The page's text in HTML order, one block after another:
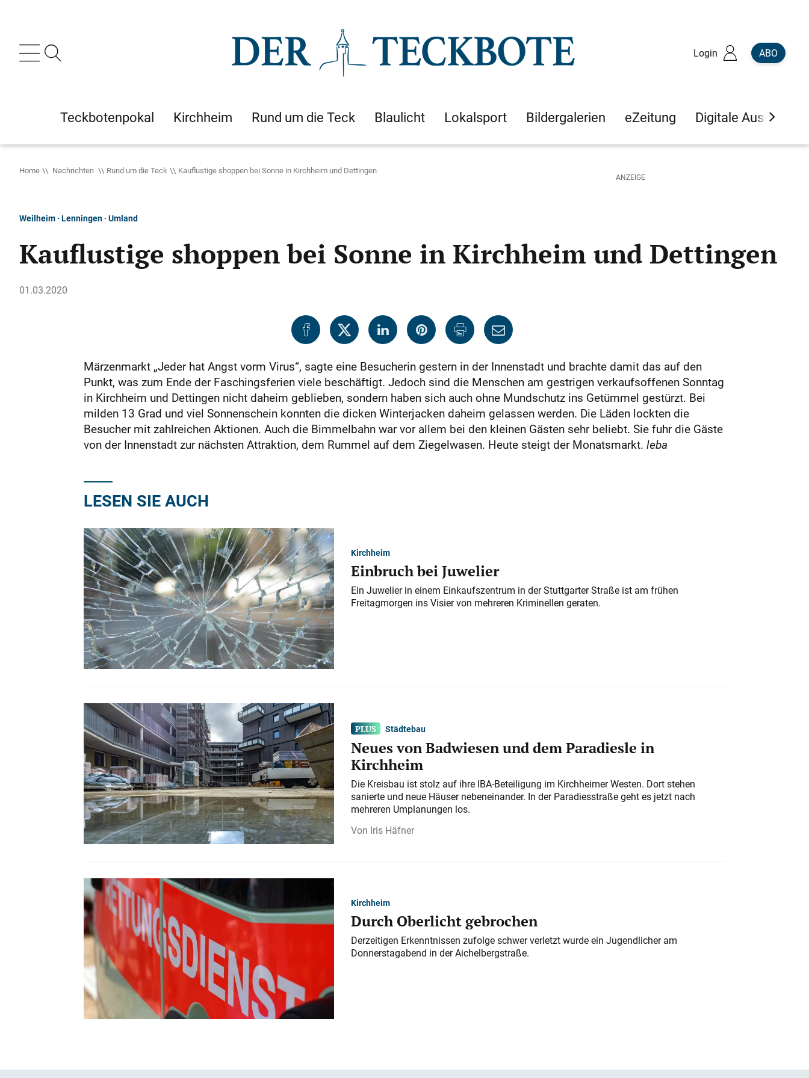
Login ABO
Teckbotenpokal Kirchheim Rund um die Teck Blaulicht Lokalsport Bildergalerien eZeitung Digitale Ausgaben
Home Nachrichten Rund um die Teck Kauflustige shoppen bei Sonne in Kirchheim und Dettingen
Weilheim · Lenningen · Umland
Kauflustige shoppen bei Sonne in Kirchheim und Dettingen
01.03.2020
Märzenmarkt „Jeder hat Angst vorm Virus“, sagte eine Besucherin gestern in der Innenstadt und brachte damit das auf den
Punkt, was zum Ende der Faschingsferien viele beschäftigt. Jedoch sind die Menschen am gestrigen verkaufsoffenen Sonntag
in Kirchheim und Dettingen nicht daheim geblieben, sondern haben sich auch ohne Mundschutz ins Getümmel gestürzt. Bei
milden 13 Grad und viel Sonnenschein konnten die dicken Winterjacken daheim gelassen werden. Die Läden lockten die
Besucher mit zahlreichen Aktionen. Auch die Bimmelbahn war vor allem bei den kleinen Gästen sehr beliebt. Sie fuhr die Gäste
von der Innenstadt zur nächsten Attraktion, dem Rummel auf dem Ziegelwasen. Heute steigt der Monatsmarkt. leba
LESEN SIE AUCH
Kirchheim
Einbruch bei Juwelier
Ein Juwelier in einem Einkaufszentrum in der Stuttgarter Straße ist am frühen
Freitagmorgen ins Visier von mehreren Kriminellen geraten.
Städtebau
Neues von Badwiesen und dem Paradiesle in
Kirchheim
Die Kreisbau ist stolz auf ihre IBA-Beteiligung im Kirchheimer Westen. Dort stehen
sanierte und neue Häuser nebeneinander. In der Paradiesstraße geht es jetzt nach
mehreren Umplanungen los.
Iris Häfner
Kirchheim
Durch Oberlicht gebrochen
Derzeitigen Erkenntnissen zufolge schwer verletzt wurde ein Jugendlicher am
Donnerstagabend in der Aichelbergstraße.